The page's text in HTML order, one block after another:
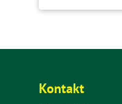
Kontakt